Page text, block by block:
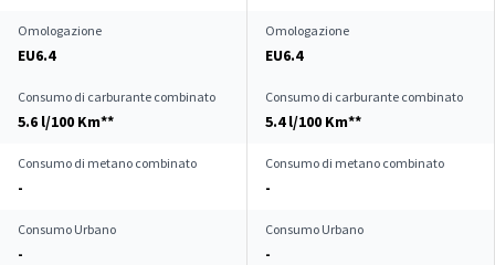
Omologazione
EU6.4
Omologazione
EU6.4
Consumo di carburante combinato
5.6 l/100 Km**
Consumo di carburante combinato
5.4 l/100 Km**
Consumo di metano combinato
-
Consumo di metano combinato
-
Consumo Urbano
-
Consumo Urbano
-